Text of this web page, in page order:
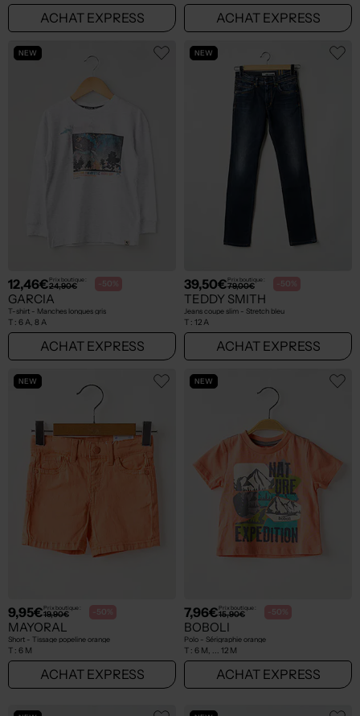
ACHAT EXPRESS ACHAT EXPRESS
NEW
12,46€Prix boutique :
24,90€ -50%
GARCIA
T-shirt - Manches longues gris
T : 6 A, 8 A
ACHAT EXPRESS
NEW
39,50€Prix boutique :
79,00€ -50%
TEDDY SMITH
Jeans coupe slim - Stretch bleu
T : 12 A
ACHAT EXPRESS
NEW
9,95€Prix boutique :
19,90€ -50%
MAYORAL
Short - Tissage popeline orange
T : 6 M
ACHAT EXPRESS
NEW
7,96€Prix boutique :
15,90€ -50%
BOBOLI
Polo - Sérigraphie orange
T : 6 M, ... 12 M
ACHAT EXPRESS